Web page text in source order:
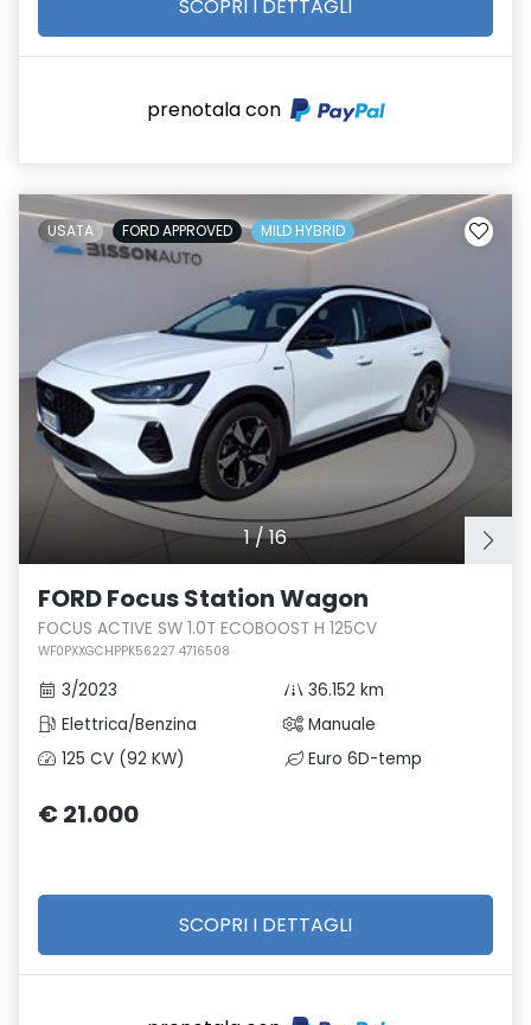
SCOPRI I DETTAGLI
prenotala con
1/16
USATA FORD APPROVED MILD HYBRID
FORD Focus Station Wagon
FOCUS ACTIVE SW 1.0T ECOBOOST H 125CV
WF0PXXGCHPPK56227 4716508
3/2023
36.152 km
Elettrica/Benzina
Manuale
125 CV (92 KW)
Euro 6D-temp
€ 21.000
SCOPRI I DETTAGLI